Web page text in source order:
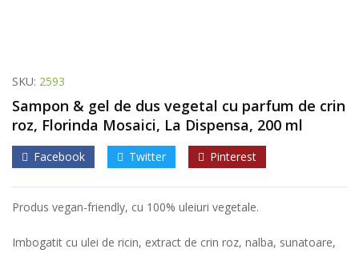
SKU: 2593
Sampon & gel de dus vegetal cu parfum de crin
roz, Florinda Mosaici, La Dispensa, 200 ml
Facebook Twitter Pinterest
Produs vegan-friendly, cu 100% uleiuri vegetale.
Imbogatit cu ulei de ricin, extract de crin roz, nalba, sunatoare,